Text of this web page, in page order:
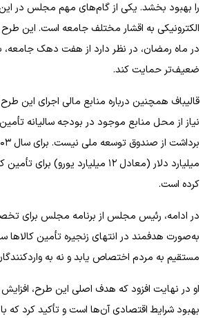
را بهبود بخشد. یکی از گام‌های مهم مجلس در این
الکترونیکی به اقشار مختلف جامعه است. این
در ماه رمضان، در نظر دارد از هفت دهک
ضعیف‌تر حمایت کند.
قالیباف همچنین درباره منابع مالی اجرای این
نیاز از محل منابع موجود در بودجه سالیانه
میلیارد دلار (معادل ۱۲ میلیارد
کرده است.
در ادامه، رئیس مجلس از برنامه مجلس برای
به‌صورت هدفمند در انتهای زنجیره تأمین کالاها
مستقیم به مردم اختصاص یابد و نه به
او در نهایت افزود که هدف اصلی این طرح،
بهبود شرایط اقتصادی آن‌ها است و تأکید کرد که